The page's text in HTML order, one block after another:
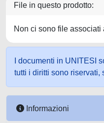
File in questo prodotto:
Non ci sono file associati
I documenti in UNITESI
tutti i diritti sono riservati,
Informazioni